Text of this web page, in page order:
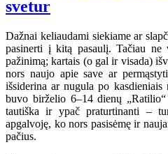
svetur
Dažnai keliaudami siekiame ar
pasinerti į kitą pasaulį. Tačiau ne
pažinimą; kartais (o gal ir visada)
nors naujo apie save ar
išsiderina ar nugula po
buvo birželio 6–14 dienų
tautiška ir ypač praturtinanti –
apgalvoję, ko nors pasisėmę ir
pačius.